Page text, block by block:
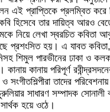
এই প্রাপ্তিকে প্রলম্বিত করে
হিসেবে তার দায়িত্ব আরও
নিয়ে লেখা স্বরচিত কবিতা
প্রশংসিত হয়। এ যাবত
শিমুল পারভীনের ঢাকা ও
কানায় পরিপূর্ণ
সংগীতশিল্পীরা তাদের
সাধারণ সম্পাদক সোনালী
হয়ে ওঠে।